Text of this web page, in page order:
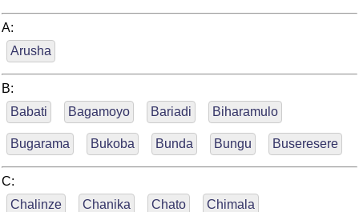
A:
Arusha
B:
Babati
Bagamoyo Bariadi Biharamulo
Bugarama Bukoba Bunda Bungu Buseresere
C:
Chalinze
Chanika Chato Chimala